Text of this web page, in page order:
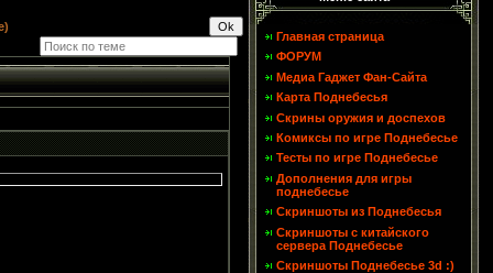
Главная страница
ФОРУМ
Медиа Гаджет Фан-Сайта
Карта Поднебесья
Скрины оружия и доспехов
Комиксы по игре Поднебесье
Тесты по игре Поднебесье
Дополнения для игры
поднебесье
Скриншоты из Поднебесья
Скриншоты с китайского
сервера Поднебесье
Скриншоты Поднебесье 3d :)